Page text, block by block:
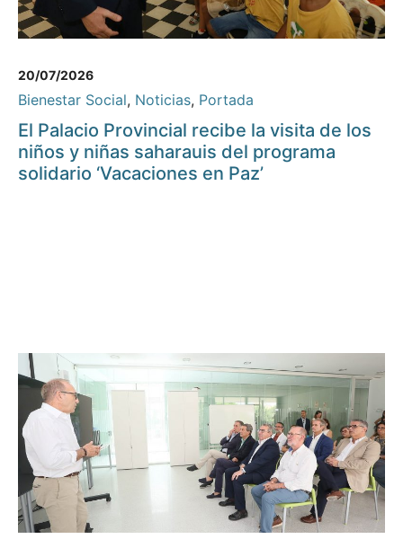
20/07/2026
Bienestar Social, Noticias, Portada
El Palacio Provincial recibe la visita de los
niños y niñas saharauis del programa
solidario ‘Vacaciones en Paz’